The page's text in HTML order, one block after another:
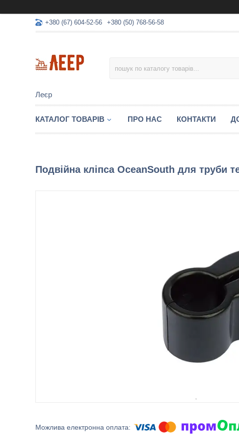
+380 (67) 604-52-56 +380 (50) 768-56-58
Леєр
КАТАЛОГ ТОВАРІВ ПРО НАС КОНТАКТИ
Подвійна кліпса OceanSouth для труби